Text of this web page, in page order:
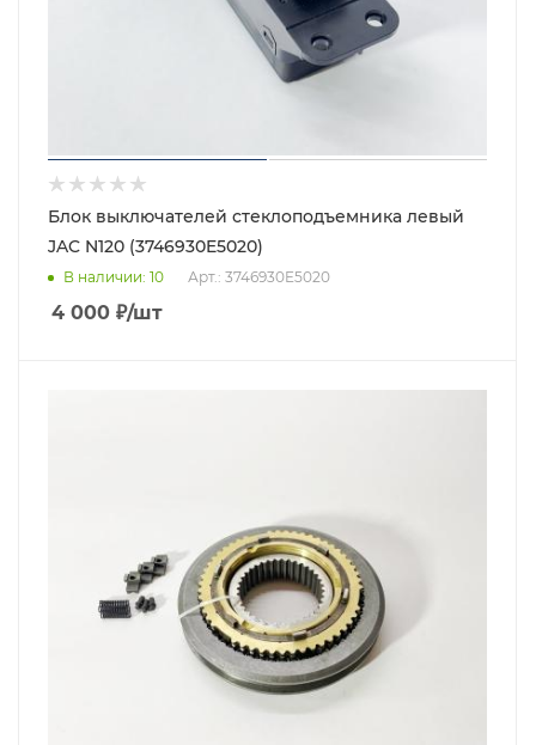
Блок выключателей стеклоподъемника левый
JAC N120 (3746930E5020)
В наличии: 10 Арт.: 3746930E5020
4 000 ₽/шт